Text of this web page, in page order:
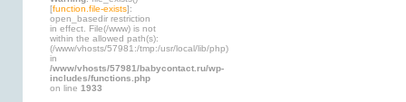
[function.file-exists]:
open_basedir restriction
in effect. File(/www) is not
within the allowed path(s):
(/www/vhosts/57981:/tmp:/usr/local/lib/php)
in
/www/vhosts/57981/babycontact.ru/wp-
includes/functions.php
on line 1933